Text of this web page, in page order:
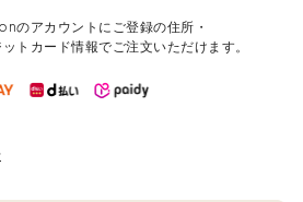
のアカウントにご登録の住所・
トカード情報でご注文いただけます。